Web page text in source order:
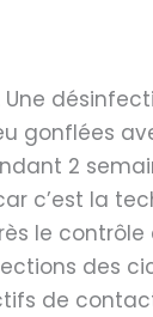
gonflées
2
c’est la
le
des
de